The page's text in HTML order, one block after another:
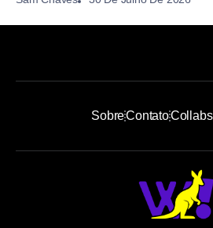
SobreContatoCollabs